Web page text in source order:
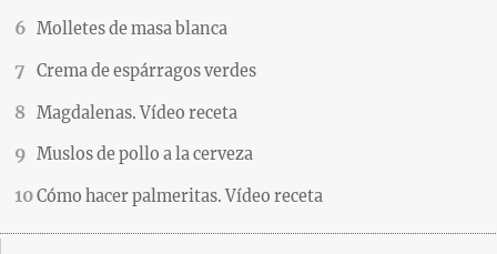
Molletes de masa blanca
Crema de espárragos verdes
Magdalenas. Vídeo receta
Muslos de pollo a la cerveza
Cómo hacer palmeritas. Vídeo receta